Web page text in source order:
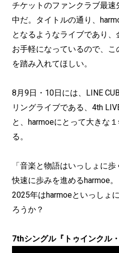
チケットのファンクラブ最
中だ。タイトルの通り、
となるようなライブであり
お手軽になっているので、
を踏み入れてほしい。
8月9日・10日には、LINE
リングライブである、4th
と、harmoeにとって大きな
る。
「音楽と物語はいっしょに
快速に歩みを進めるharmoe。
2025年はharmoeといっしょ
ろうか？
7thシングル『トゥインクル